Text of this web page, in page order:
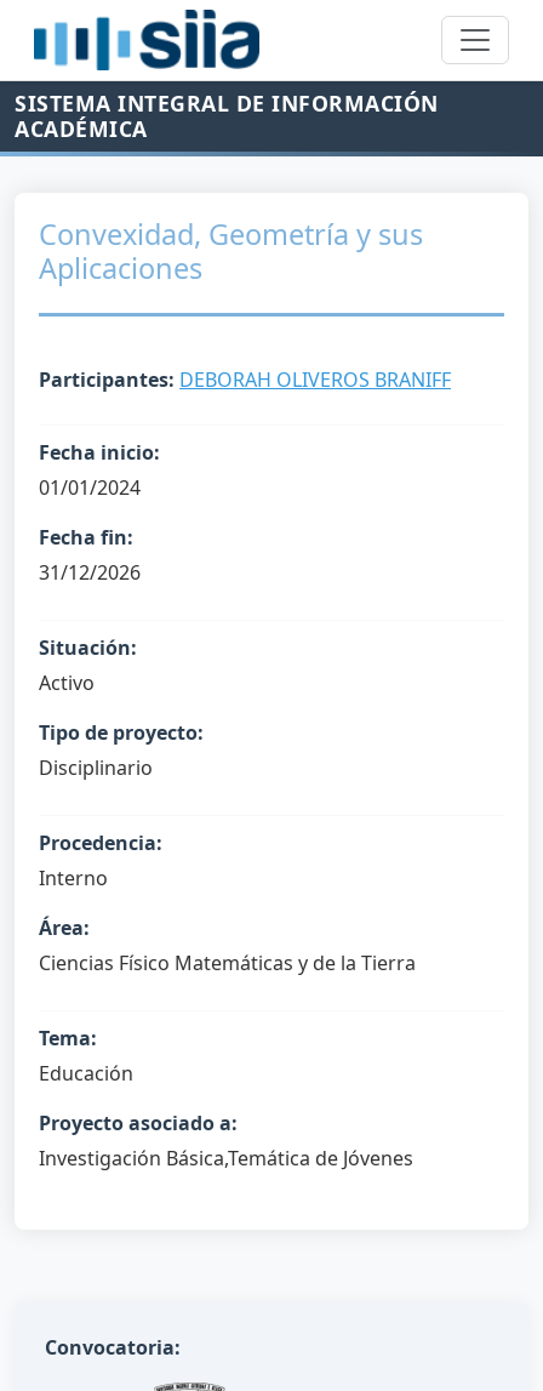
SISTEMA INTEGRAL DE INFORMACIÓN
ACADÉMICA
Convexidad, Geometría y sus
Aplicaciones
Participantes: DEBORAH OLIVEROS BRANIFF
Fecha inicio:
01/01/2024
Fecha fin:
31/12/2026
Situación:
Activo
Tipo de proyecto:
Disciplinario
Procedencia:
Interno
Área:
Ciencias Físico Matemáticas y de la Tierra
Tema:
Educación
Proyecto asociado a:
Investigación Básica,Temática de Jóvenes
Convocatoria: